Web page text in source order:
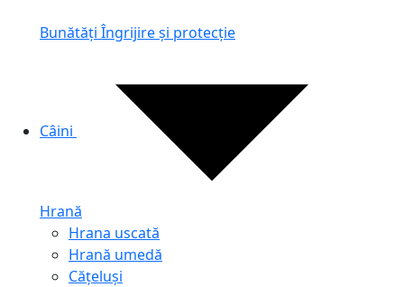
Bunătăți Îngrijire și protecție
Câini
Hrană
Hrana uscată
Hrană umedă
Cățeluși